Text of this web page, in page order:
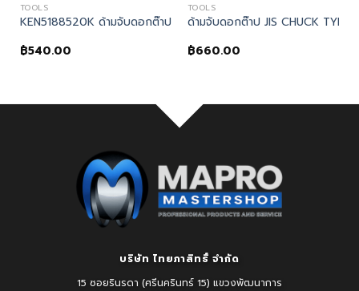
TOOLS
KEN5188520K ด้ามจับดอกต๊าป JIS CHUCK TYPE TAP WRENCH-
฿540.00
TOOLS
ด้ามจับดอกต๊าป JIS CHUCK TYPE
฿660.00
WRENCH-LONGด้ามจับดอกต๊าป 3.0-5.0mm UK CHUCK TYPE TAP
TAP WRENCH-STANDARD – Kennedy, ด้ามจับดอกต๊าป 4.0-5.0mm
บริษัท ไทยภาสิทธิ์ จำกัด
15 ซอยรินรดา (ศรีนครินทร์ 15) แขวงพัฒนาการ